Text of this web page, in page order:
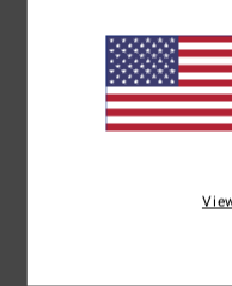
Logo brodé
Composition[Matière
élasthanne